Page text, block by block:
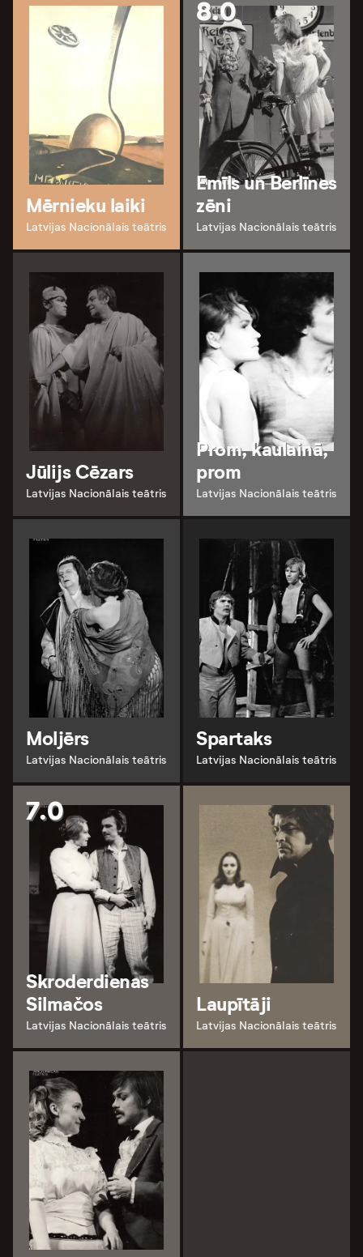
Mērnieku laiki
Latvijas Nacionālais teātris
8.0
Emīls un Berlīnes
zēni
Latvijas Nacionālais teātris
Jūlijs Cēzars
Latvijas Nacionālais teātris
Prom, kaulainā,
prom
Latvijas Nacionālais teātris
Moljērs
Latvijas Nacionālais teātris
Spartaks
Latvijas Nacionālais teātris
7.0
Skroderdienas
Silmačos
Latvijas Nacionālais teātris
Laupītāji
Latvijas Nacionālais teātris